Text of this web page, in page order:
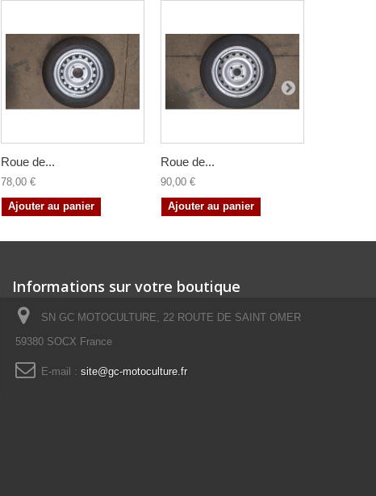
Roue de...
78,00 €
Ajouter au panier
Roue de...
90,00 €
Ajouter au panier
Informations sur votre boutique
SN GC MOTOCULTURE, 22 ROUTE DE SAINT OMER
59380 SOCX France
E-mail : site@gc-motoculture.fr